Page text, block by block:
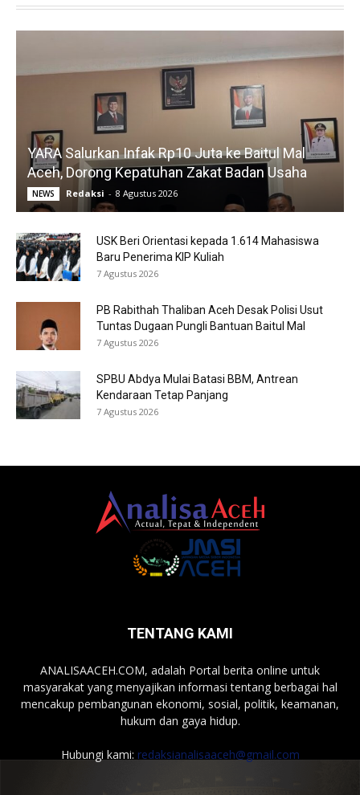
YARA Salurkan Infak Rp10 Juta ke Baitul Mal
Aceh, Dorong Kepatuhan Zakat Badan Usaha
NEWS Redaksi - 8 Agustus 2026
USK Beri Orientasi kepada 1.614 Mahasiswa
Baru Penerima KIP Kuliah
7 Agustus 2026
PB Rabithah Thaliban Aceh Desak Polisi Usut
Tuntas Dugaan Pungli Bantuan Baitul Mal
7 Agustus 2026
SPBU Abdya Mulai Batasi BBM, Antrean
Kendaraan Tetap Panjang
7 Agustus 2026
TENTANG KAMI
ANALISAACEH.COM, adalah Portal berita online untuk
masyarakat yang menyajikan informasi tentang berbagai hal
mencakup pembangunan ekonomi, sosial, politik, keamanan,
hukum dan gaya hidup.
Hubungi kami: redaksianalisaaceh@gmail.com